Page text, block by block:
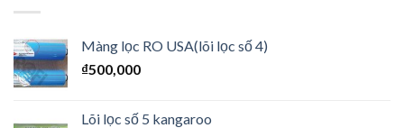
Màng lọc RO USA(lõi lọc số 4)
₫500,000
Lõi lọc số 5 kangaroo